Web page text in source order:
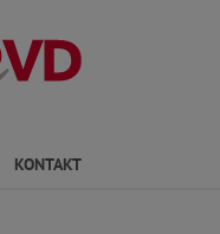
Kreisverband
KONTAKT